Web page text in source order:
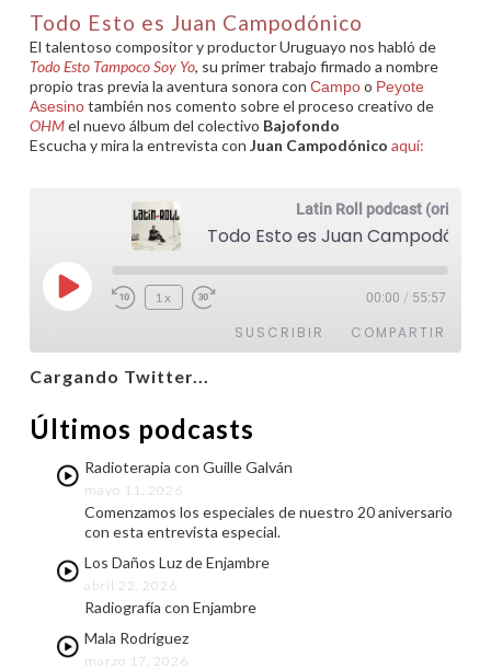
Todo Esto es Juan Campodónico
El talentoso compositor y productor Uruguayo nos habló de
Todo Esto Tampoco Soy Yo, su primer trabajo firmado a nombre
propio tras previa la aventura sonora con Campoo Peyote
Asesinotambién nos comento sobre el proceso creativo de
OHMel nuevo álbum del colectivo Bajofondo
Escucha y mira la entrevista con Juan Campodónico aquí:
Latin Roll podcast (original)
Todo Esto es Juan Campodónico
Reproducir
episodio
1x 00:00 / 55:57
SUSCRIBIR COMPARTIR
FEED RSS
ENLACE
INCRUSTAR
Cargando Twitter...
Últimos podcasts
Radioterapia con Guille Galván
mayo 11, 2026
Comenzamos los especiales de nuestro 20 aniversario
con esta entrevista especial.
Los Daños Luz de Enjambre
abril 22, 2026
Radiografía con Enjambre
Mala Rodríguez
marzo 17, 2026